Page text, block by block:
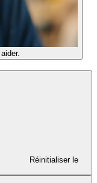
Réinitialiser le